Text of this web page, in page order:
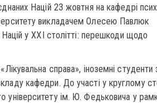
Націй 23 жовтня на кафедрі
викладачем Олесею Павлюк
у ХХІ столітті: перешкоди щодо
справа», іноземні студенти
кафедри. До участі у круглому
університету ім. Ю. Федьковича у